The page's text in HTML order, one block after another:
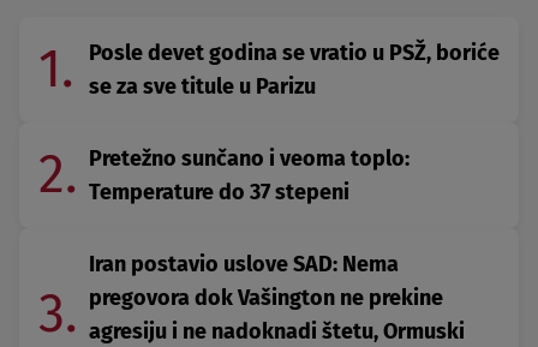
1.
Posle devet godina se vratio u PSŽ, boriće
se za sve titule u Parizu
2. Pretežno sunčano i veoma toplo:
Temperature do 37 stepeni
3.
Iran postavio uslove SAD: Nema
pregovora dok Vašington ne prekine
agresiju i ne nadoknadi štetu, Ormuski